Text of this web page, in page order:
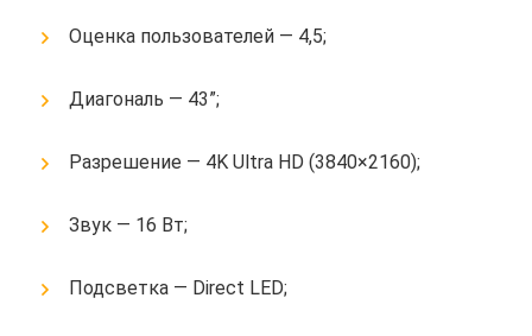
Оценка пользователей — 4,5;
Диагональ — 43”;
Разрешение — 4K Ultra HD (3840×2160);
Звук — 16 Вт;
Подсветка — Direct LED;